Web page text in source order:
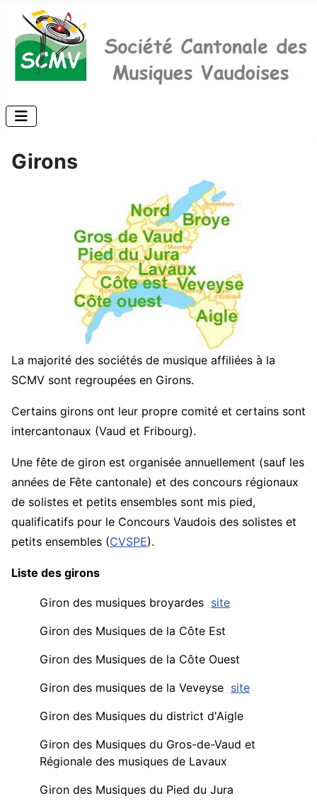
Girons
La majorité des sociétés de musique affiliées à la
SCMV sont regroupées en Girons.
Certains girons ont leur propre comité et certains sont
intercantonaux (Vaud et Fribourg).
Une fête de giron est organisée annuellement (sauf les
années de Fête cantonale) et des concours régionaux
de solistes et petits ensembles sont mis pied,
qualificatifs pour le Concours Vaudois des solistes et
petits ensembles (CVSPE).
Liste des girons
Giron des musiques broyardes site
Giron des Musiques de la Côte Est
Giron des Musiques de la Côte Ouest
Giron des musiques de la Veveyse site
Giron des Musiques du district d'Aigle
Giron des Musiques du Gros-de-Vaud et
Régionale des musiques de Lavaux
Giron des Musiques du Pied du Jura